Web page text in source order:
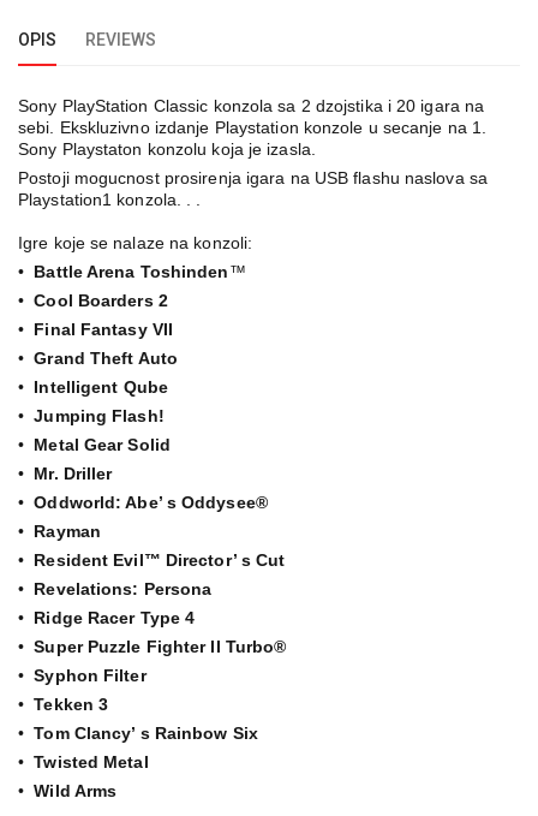
OPIS REVIEWS
Sony PlayStation Classic konzola sa 2 dzojstika i 20 igara na
sebi. Ekskluzivno izdanje Playstation konzole u secanje na 1.
Sony Playstaton konzolu koja je izasla.
Postoji mogucnost prosirenja igara na USB flashu naslova sa
Playstation1 konzola. . .
Igre koje se nalaze na konzoli:
• Battle Arena Toshinden™
•Cool Boarders 2
• Final Fantasy VII
•Grand Theft Auto
• Intelligent Qube
•Jumping Flash!
• Metal Gear Solid
• Mr. Driller
•Oddworld: Abe’ s Oddysee®
• Rayman
• Resident Evil™ Director’ s Cut
• Revelations: Persona
• Ridge Racer Type 4
•Super Puzzle Fighter II Turbo®
•Syphon Filter
•Tekken 3
•Tom Clancy’ s Rainbow Six
•Twisted Metal
•Wild Arms